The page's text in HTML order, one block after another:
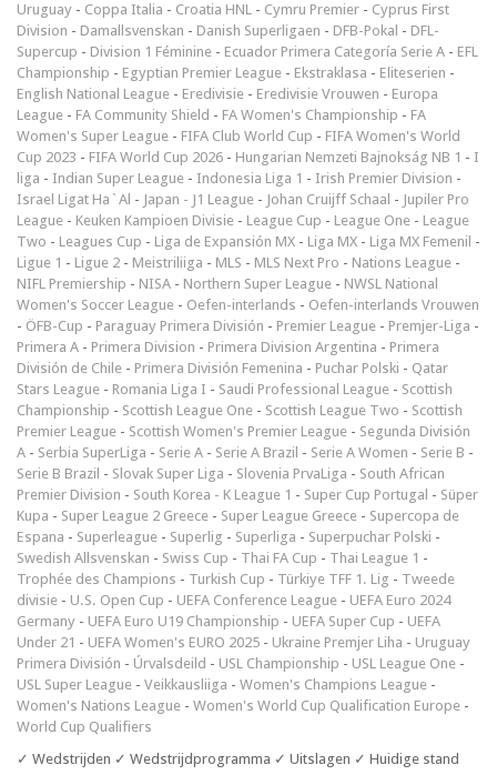
Uruguay - Coppa Italia - Croatia HNL - Cymru Premier - Cyprus First
Division - Damallsvenskan - Danish Superligaen - DFB-Pokal - DFL-
Supercup - Division 1 Féminine - Ecuador Primera Categoría Serie A - EFL
Championship - Egyptian Premier League - Ekstraklasa - Eliteserien -
English National League - Eredivisie - Eredivisie Vrouwen - Europa
League - FA Community Shield - FA Women's Championship - FA
Women's Super League - FIFA Club World Cup - FIFA Women's World
Cup 2023 - FIFA World Cup 2026 - Hungarian Nemzeti Bajnokság NB 1 - I
liga - Indian Super League - Indonesia Liga 1 - Irish Premier Division -
Israel Ligat Ha`Al - Japan - J1 League - Johan Cruijff Schaal - Jupiler Pro
League - Keuken Kampioen Divisie - League Cup - League One - League
Two - Leagues Cup - Liga de Expansión MX - Liga MX - Liga MX Femenil -
Ligue 1 - Ligue 2 - Meistriliiga - MLS - MLS Next Pro - Nations League -
NIFL Premiership - NISA - Northern Super League - NWSL National
Women's Soccer League - Oefen-interlands - Oefen-interlands Vrouwen
- ÖFB-Cup - Paraguay Primera División - Premier League - Premjer-Liga -
Primera A - Primera Division - Primera Division Argentina - Primera
División de Chile - Primera División Femenina - Puchar Polski - Qatar
Stars League - Romania Liga I - Saudi Professional League - Scottish
Championship - Scottish League One - Scottish League Two - Scottish
Premier League - Scottish Women's Premier League - Segunda División
A - Serbia SuperLiga - Serie A - Serie A Brazil - Serie A Women - Serie B -
Serie B Brazil - Slovak Super Liga - Slovenia PrvaLiga - South African
Premier Division - South Korea - K League 1 - Super Cup Portugal - Süper
Kupa - Super League 2 Greece - Super League Greece - Supercopa de
Espana - Superleague - Superlig - Superliga - Superpuchar Polski -
Swedish Allsvenskan - Swiss Cup - Thai FA Cup - Thai League 1 -
Trophée des Champions - Turkish Cup - Türkiye TFF 1. Lig - Tweede
divisie - U.S. Open Cup - UEFA Conference League - UEFA Euro 2024
Germany - UEFA Euro U19 Championship - UEFA Super Cup - UEFA
Under 21 - UEFA Women's EURO 2025 - Ukraine Premjer Liha - Uruguay
Primera División - Úrvalsdeild - USL Championship - USL League One -
USL Super League - Veikkausliiga - Women's Champions League -
Women's Nations League - Women's World Cup Qualification Europe -
World Cup Qualifiers
✓ Wedstrijden ✓ Wedstrijdprogramma ✓ Uitslagen ✓ Huidige stand